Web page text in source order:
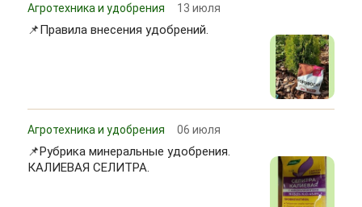
Агротехника и удобрения 13 июля
📌Правила внесения удобрений.
Агротехника и удобрения 06 июля
📌Рубрика минеральные удобрения.
КАЛИЕВАЯ СЕЛИТРА.